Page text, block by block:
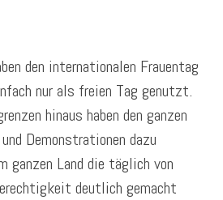
den internationalen Frauentag
nur als freien Tag genutzt.
hinaus haben den ganzen
Demonstrationen dazu
ganzen Land die täglich von
deutlich gemacht